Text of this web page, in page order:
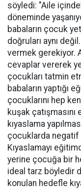
söyledi: "Aile
döneminde
babaların çocuk
doğruları aynı
vermek gerekiyor.
cevaplar vererek
çocukları tatmin
babaların yaptığı
çocuklarını hep
kuşak
kıyaslama
çocuklarda negatif
Kıyaslamayı
yerine çocuğa bir
ideal tarz böyledir
konulan hedefle